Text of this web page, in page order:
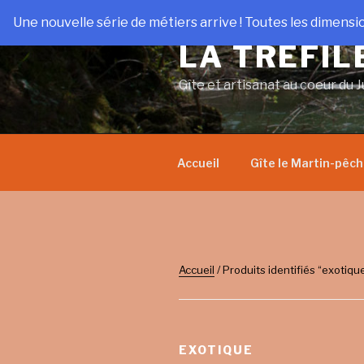
contenu
principal
LA
Gîte et artisanat au coeur du
Accueil Gîte le Martin-
Accueil / Produits identifiés
EXOTIQUE
Une nouvelle série de métiers arrive ! Toutes les